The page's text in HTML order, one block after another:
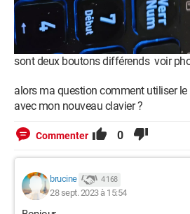
sont deux boutons différends voir
alors ma question comment utiliser
avec mon nouveau clavier ?
Commenter 0
brucine 4 168
28 sept. 2023 à 15:54